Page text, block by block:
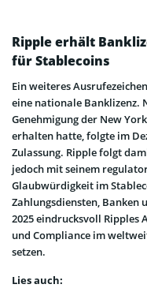
Ripple erhält
für Stablecoins
Ein weiteres
eine nationale Banklizenz.
Genehmigung der New
erhalten hatte, folgte im
Zulassung. Ripple folgt
jedoch mit seinem
Glaubwürdigkeit im
Zahlungsdiensten, Banken
2025 eindrucksvoll Ripples
und Compliance im
setzen.
Lies auch: